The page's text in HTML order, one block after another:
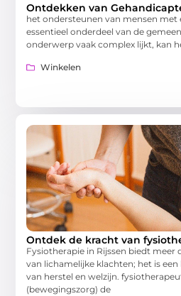
Ontdekken van
het ondersteunen van mensen met
essentieel onderdeel van de
onderwerp vaak complex lijkt, kan
Winkelen
Ontdek de kracht van
Fysiotherapie in Rijssen biedt meer
van lichamelijke klachten; het is
van herstel en welzijn.
(bewegingszorg) de